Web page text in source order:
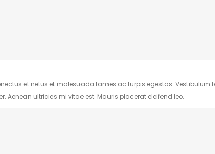
et netus et malesuada fames ac turpis egestas. Vestibulum
Aenean ultricies mi vitae est. Mauris placerat eleifend leo.